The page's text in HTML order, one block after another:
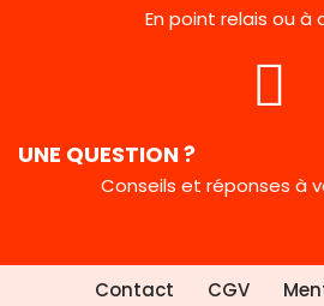
En point relais ou à
UNE QUESTION ?
Conseils et réponses à
Contact CGV